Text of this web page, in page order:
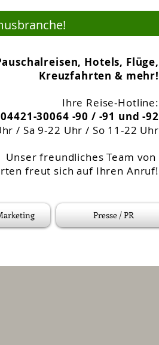
Hotels, Flüge,
Kreuzfahrten & mehr!
Ihre Reise-Hotline:
04421-30064 -90 / -91 und -92
/ Sa 9-22 Uhr / So 11-22 Uhr
Unser freundliches Team von
freut sich auf Ihren Anruf!
Presse / PR